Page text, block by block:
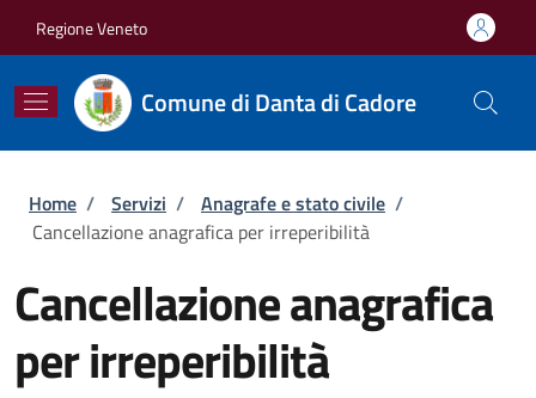
Regione Veneto
Comune di Danta di Cadore
Briciole di pane
Home / Servizi / Anagrafe e stato civile /
Cancellazione anagrafica per irreperibilità
Cancellazione anagrafica
per irreperibilità